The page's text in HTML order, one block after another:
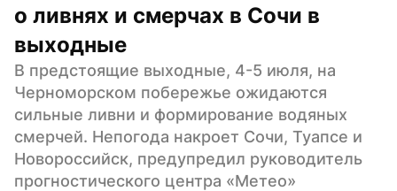
о ливнях и смерчах в Сочи в
выходные
В предстоящие выходные, 4-5 июля, на
Черноморском побережье ожидаются
сильные ливни и формирование водяных
смерчей. Непогода накроет Сочи, Туапсе и
Новороссийск, предупредил руководитель
прогностического центра «Метео»